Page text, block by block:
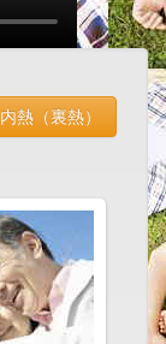
内熱（裏熱）